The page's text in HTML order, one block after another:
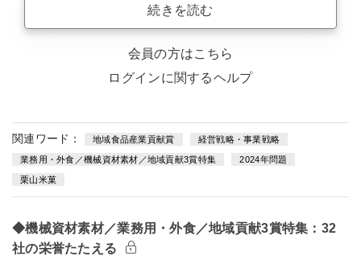
続きを読む
会員の方はこちら
ログインに関するヘルプ
関連ワード： 地域食品産業貢献賞 経営戦略・事業戦略
業務用・外食／機械資材素材／地域貢献3賞特集 2024年問題
栗山米菓
◆機械資材素材／業務用・外食／地域貢献3賞特集：32
社の栄誉たたえる